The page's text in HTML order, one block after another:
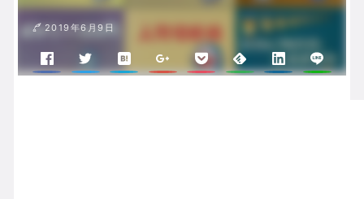
2019年6月9日